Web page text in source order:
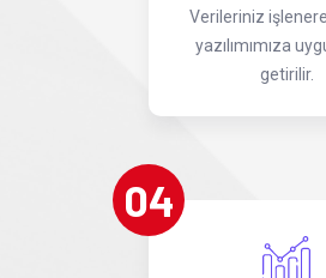
Verileriniz
yazılımımıza
getirilir.
04